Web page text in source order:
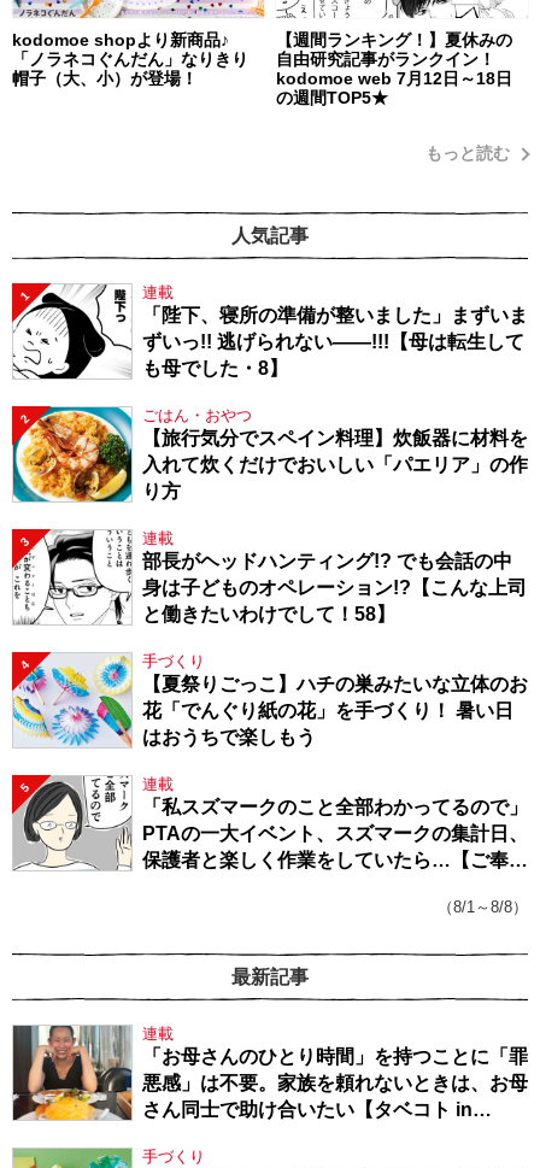
kodomoe shopより新商品♪
「ノラネコぐんだん」なりきり
帽子（大、小）が登場！
【週間ランキング！】夏休みの
自由研究記事がランクイン！
kodomoe web 7月12日～18日
の週間TOP5★
もっと読む
人気記事
1 連載
「陛下、寝所の準備が整いました」まずいま
ずいっ!! 逃げられない――!!!【母は転生して
も母でした・8】
2 ごはん・おやつ
【旅行気分でスペイン料理】炊飯器に材料を
入れて炊くだけでおいしい「パエリア」の作
り方
3 連載
部長がヘッドハンティング!? でも会話の中
身は子どものオペレーション!?【こんな上司
と働きたいわけでして！58】
4 手づくり
【夏祭りごっこ】ハチの巣みたいな立体のお
花「でんぐり紙の花」を手づくり！ 暑い日
はおうちで楽しもう
5 連載
「私スズマークのこと全部わかってるので」
PTAの一大イベント、スズマークの集計日、
保護者と楽しく作業をしていたら…【ご奉仕
（8/1～8/8）
最新記事
連載
「お母さんのひとり時間」を持つことに「罪
悪感」は不要。家族を頼れないときは、お母
さん同士で助け合いたい【タベコト in
手づくり